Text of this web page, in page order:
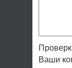
Ваши